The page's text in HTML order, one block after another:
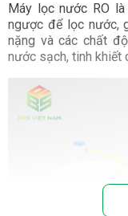
Máy lọc nước RO
ngược để lọc nước,
nặng và các chất
nước sạch, tinh khiết